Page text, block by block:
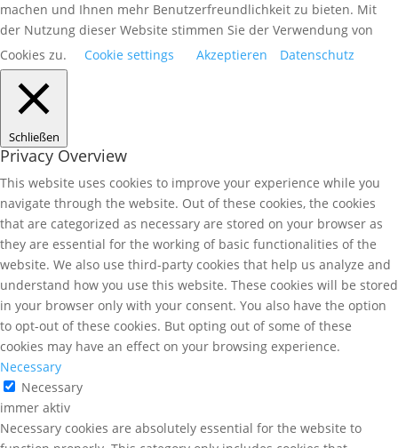
machen und Ihnen mehr Benutzerfreundlichkeit zu bieten. Mit
der Nutzung dieser Website stimmen Sie der Verwendung von
Cookies zu.
Cookie settings Akzeptieren Datenschutz
Schließen
Privacy Overview
This website uses cookies to improve your experience while you
navigate through the website. Out of these cookies, the cookies
that are categorized as necessary are stored on your browser as
they are essential for the working of basic functionalities of the
website. We also use third-party cookies that help us analyze and
understand how you use this website. These cookies will be stored
in your browser only with your consent. You also have the option
to opt-out of these cookies. But opting out of some of these
cookies may have an effect on your browsing experience.
Necessary
Necessary
immer aktiv
Necessary cookies are absolutely essential for the website to